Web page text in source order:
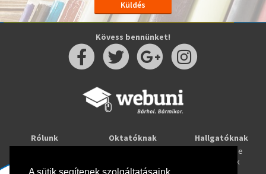
Kövess bennünket!
Rólunk
Oktatóknak
Hallgatóknak
Tanulj online
Képzések